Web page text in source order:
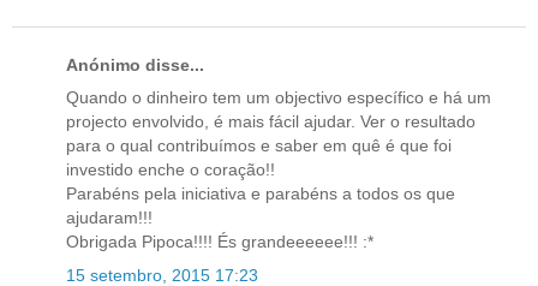
Anónimo disse...
Quando o dinheiro tem um objectivo específico e há um
projecto envolvido, é mais fácil ajudar. Ver o resultado
para o qual contribuímos e saber em quê é que foi
investido enche o coração!!
Parabéns pela iniciativa e parabéns a todos os que
ajudaram!!!
Obrigada Pipoca!!!! És grandeeeeee!!! :*
15 setembro, 2015 17:23